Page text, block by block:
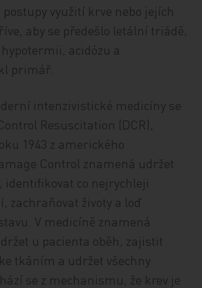
využití krve nebo jejích
aby se předešlo letální triádě,
acidózu a
primář.
intenzivistické medicíny se
Resuscitation (DCR),
1943 z amerického
Control znamená udržet
identifikovat co nejrychleji
zachraňovat životy a loď
V medicíně znamená
u pacienta oběh, zajistit
tkáním a udržet všechny
se z mechanismu, že krev je